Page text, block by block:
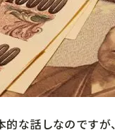
な話しなのですが、